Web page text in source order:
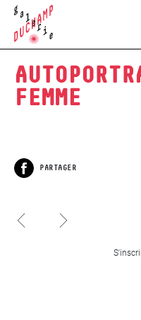
FEMME
Facebook
PARTAGER